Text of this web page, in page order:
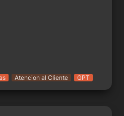
Atencion al Cliente GPT